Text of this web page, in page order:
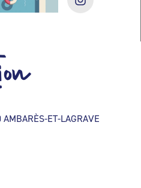
ET-LAGRAVE